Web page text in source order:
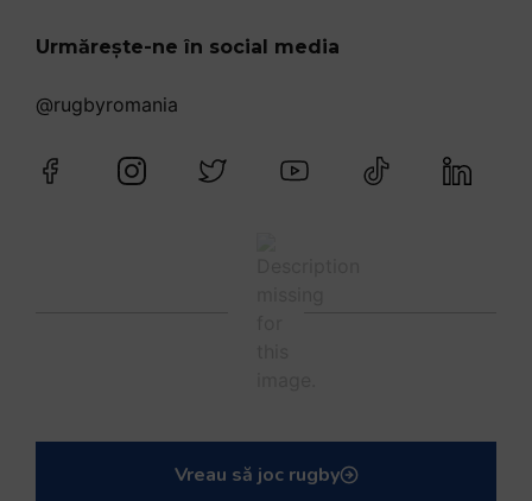
Urmărește-ne în social media
@rugbyromania
Vreau să joc rugby